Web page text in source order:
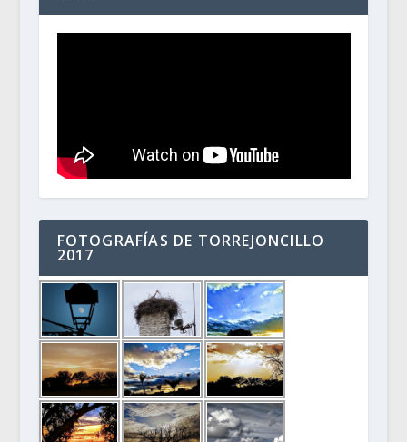
FOTOGRAFÍAS DE TORREJONCILLO
2017